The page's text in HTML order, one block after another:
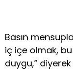
Basın
iç içe olmak,
duygu,”